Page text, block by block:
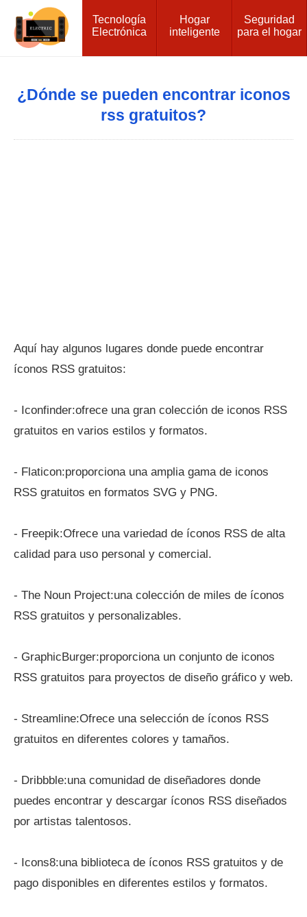
Tecnología
Electrónica
Hogar
inteligente
Seguridad
para el hogar
¿Dónde se pueden encontrar iconos
rss gratuitos?
Aquí hay algunos lugares donde puede encontrar
íconos RSS gratuitos:
- Iconfinder:ofrece una gran colección de iconos RSS
gratuitos en varios estilos y formatos.
- Flaticon:proporciona una amplia gama de iconos
RSS gratuitos en formatos SVG y PNG.
- Freepik:Ofrece una variedad de íconos RSS de alta
calidad para uso personal y comercial.
- The Noun Project:una colección de miles de íconos
RSS gratuitos y personalizables.
- GraphicBurger:proporciona un conjunto de iconos
RSS gratuitos para proyectos de diseño gráfico y web.
- Streamline:Ofrece una selección de íconos RSS
gratuitos en diferentes colores y tamaños.
- Dribbble:una comunidad de diseñadores donde
puedes encontrar y descargar íconos RSS diseñados
por artistas talentosos.
- Icons8:una biblioteca de íconos RSS gratuitos y de
pago disponibles en diferentes estilos y formatos.